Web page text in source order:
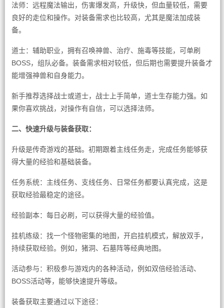
法师：远程魔法输出，伤害爆发高，升级快，但血量较低，需要
良好的走位和操作。对装备需求也比较高，尤其是魔法加成装
备。
道士：辅助职业，拥有召唤神兽、治疗、施毒等技能，可单刷
BOSS，组队必备。装备需求相对较低，但后期也需要提升装备才
能增强神兽和自身能力。
新手推荐选择战士或道士，战士上手简单，道士生存能力强。如
果你喜欢挑战，对操作有自信，可以选择法师。
二、快速升级与装备获取：
升级是传奇游戏的基础。初期跟着主线任务走，完成任务能够获
得大量的经验和基础装备。
任务系统：主线任务、支线任务、日常任务都要认真完成，这是
获取经验最稳定的途径。
经验副本：每日必刷，可以获得大量的经验值。
挂机练级：找一个怪物密集的地图，开启挂机模式，解放双手，
持续获取经验。例如，猪洞、石墓阵等经典地图。
活动参与：积极参与游戏内的各种活动，例如双倍经验活动、
BOSS活动等，能够快速提升等级。
装备获取主要通过以下途径：